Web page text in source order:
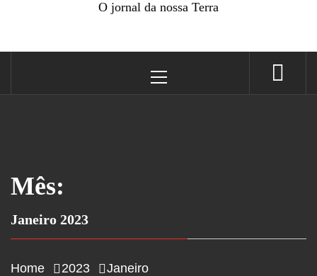
O jornal da nossa Terra
Menu
Mês:
Janeiro 2023
Home 2023 Janeiro